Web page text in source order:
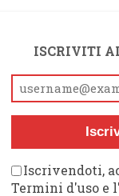
ISCRIVITI
Iscrivendoti,
Termini d'uso e